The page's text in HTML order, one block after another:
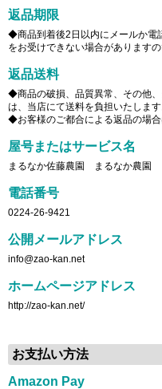
返品期限
◆商品到着後2日以内にメールか電
をお受けできない場合がありますの
返品送料
◆商品の破損、品質異常、その他
は、当店にて送料を負担いたします
◆お客様のご都合による返品の場合
屋号またはサービス名
まるなか佐藤農園 まるなか農園
電話番号
0224-26-9421
公開メールアドレス
info@zao-kan.net
ホームページアドレス
http://zao-kan.net/
お支払い方法
Amazon Pay